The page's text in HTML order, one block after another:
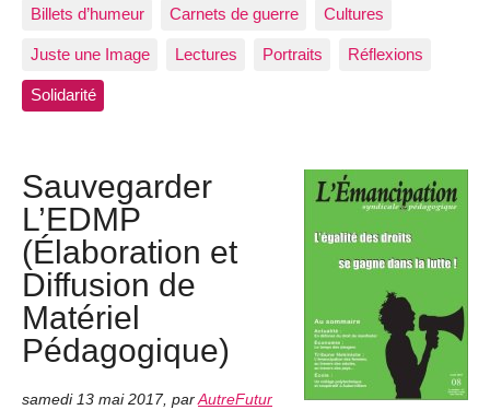
Billets d’humeur Carnets de guerre Cultures
Juste une Image Lectures Portraits Réflexions
Solidarité
Sauvegarder
L’EDMP
(Élaboration et
Diffusion de
Matériel
Pédagogique)
samedi 13 mai 2017, par AutreFutur